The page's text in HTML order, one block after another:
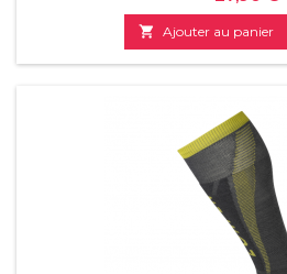
 Ajouter au panier